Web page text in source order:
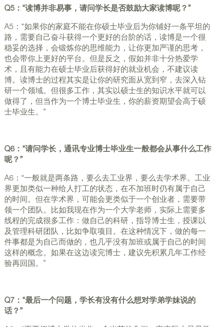
Q5：“读博并非易事，请问学长是否鼓励大家读博呢？”
A5：“如果你的家庭不能在你硕士毕业后为你铺好一条平坦的
路，需要自己奋斗获得一个更好的台阶的话，读博是一个很
稳妥的选择，会锻炼你的思维能力，让你更加严谨的思考，
也会带你上更好的平台。但是反之，假如并非十分热爱学
术，且有能力在硕士毕业后获得好的就业机会，不建议读
博。读博士的过程其实是让你的研究面从宽到窄，去深入钻
研一个领域。但很多工作，其实以硕士生的知识水平就可以
做得了，但当作为一个博士毕业生，你的薪资期望会高于硕
士毕业生。”
Q6：“请问学长，通讯专业博士毕业生一般都会从事什么工作
呢？”
A6：“一般就是两条路，要么去工业界，要么去学术界。工业
界更加类似一种给人打工的状态，在不加班时仍有属于自己
的时间。但在学术界，可能会更类似于一个创业者，需要带
领一个团队。比如我现在作为一个大学老师，实际上需要多
线程的完成很多工作：做自己的科研，指导博士生，授课以
及管理科研团队，比如争取项目。在这种情况下，做的每一
件事都是为自己而做的，也几乎没有加班或属于自己的时间
这样的概念。如果在这边读完博士，建议先积累几年工作经
验再回国。”
Q7：“最后一个问题，学长有没有什么想对学弟学妹说的
话？”